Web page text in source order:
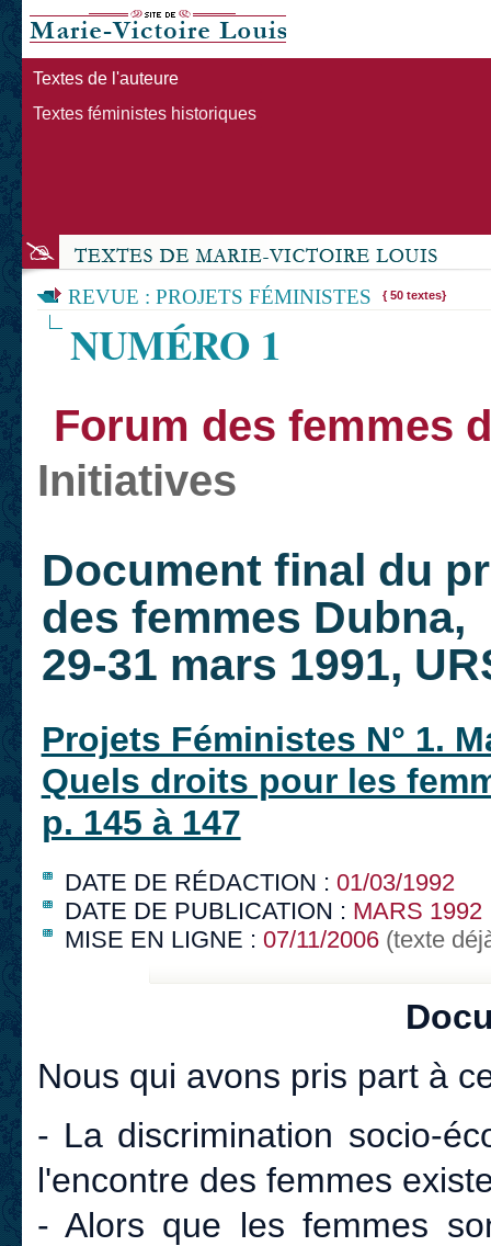
Textes de l'auteure
Textes féministes historiques
REVUE : PROJETS FÉMINISTES { 50 textes}
NUMÉRO 1
Forum des femmes
Initiatives
Document final du
des femmes Dubna,
29-31 mars 1991,
Projets Féministes N° 1.
Quels droits pour les
p. 145 à 147
DATE DE RÉDACTION : 01/03/1992
DATE DE PUBLICATION : MARS 1992
MISE EN LIGNE : 07/11/2006(texte
Nous qui avons pris part à
- La discrimination socio-
l'encontre des femmes
- Alors que les femmes